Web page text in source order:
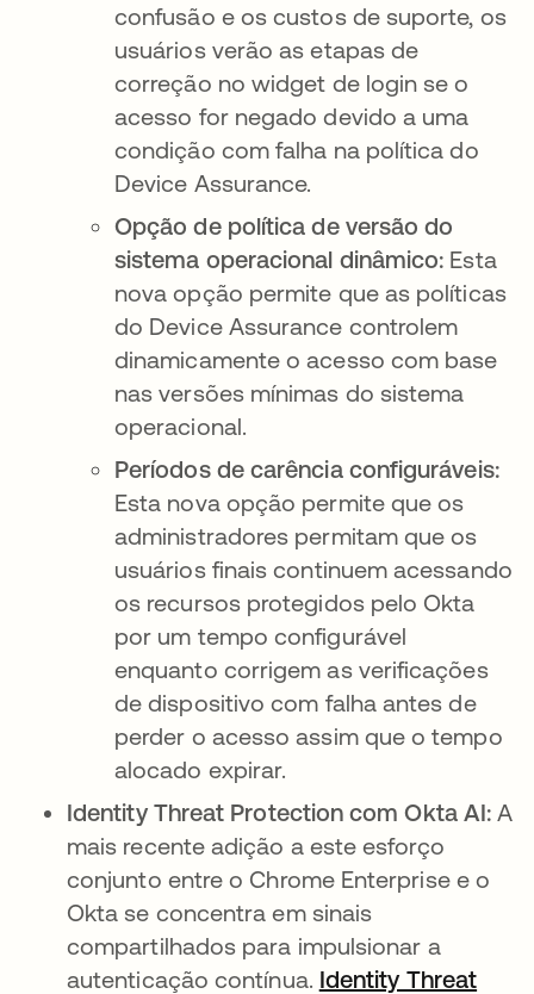
confusão e os custos de suporte, os
usuários verão as etapas de
correção no widget de login se o
acesso for negado devido a uma
condição com falha na política do
Device Assurance.
Opção de política de versão do
sistema operacional dinâmico: Esta
nova opção permite que as políticas
do Device Assurance controlem
dinamicamente o acesso com base
nas versões mínimas do sistema
operacional.
Períodos de carência configuráveis:
Esta nova opção permite que os
administradores permitam que os
usuários finais continuem acessando
os recursos protegidos pelo Okta
por um tempo configurável
enquanto corrigem as verificações
de dispositivo com falha antes de
perder o acesso assim que o tempo
alocado expirar.
Identity Threat Protection com Okta AI: A
mais recente adição a este esforço
conjunto entre o Chrome Enterprise e o
Okta se concentra em sinais
compartilhados para impulsionar a
autenticação contínua. Identity Threat